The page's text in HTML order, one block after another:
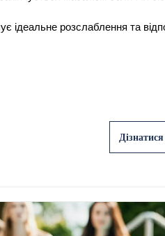
ідеальне розслаблення та